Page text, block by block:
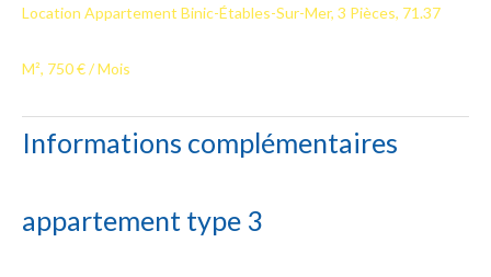
Location Appartement Binic-Étables-Sur-Mer, 3 Pièces, 71.37
M², 750 € / Mois
Informations complémentaires
appartement type 3